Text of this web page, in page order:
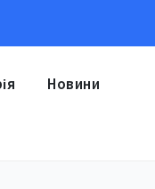
Новини